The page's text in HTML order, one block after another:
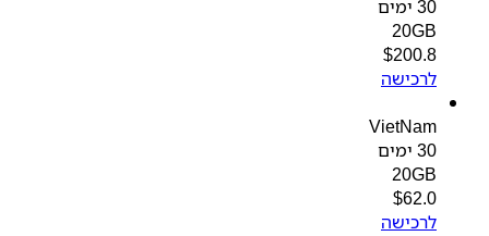
20GB
$200.8
לרכישה
VietNam
20GB
$62.0
לרכישה